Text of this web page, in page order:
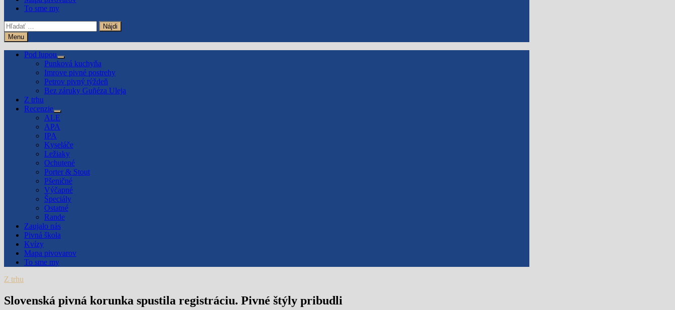
To sme my
Hľadať:
Menu
Pod lupou
Show
sub
menu
Punková kuchyňa
Imrove pivné postrehy
Petrov pivný týždeň
Bez záruky Guñéza Uleja
Z trhu
Recenzie
Show
sub
menu
ALE
APA
IPA
Kyseláče
Ležiaky
Ochutené
Porter & Stout
Pšeničné
Výčapné
Špeciály
Ostatné
Rande
Zaujalo nás
Pivná škola
Kvízy
Mapa pivovarov
To sme my
Z trhu
Slovenská pivná korunka spustila registráciu. Pivné štýly pribudli